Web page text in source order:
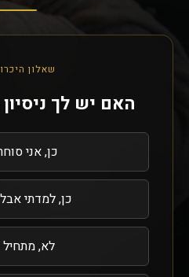
שאלון
האם יש לך
כן, אני
כן, למדתי
לא, מתחיל